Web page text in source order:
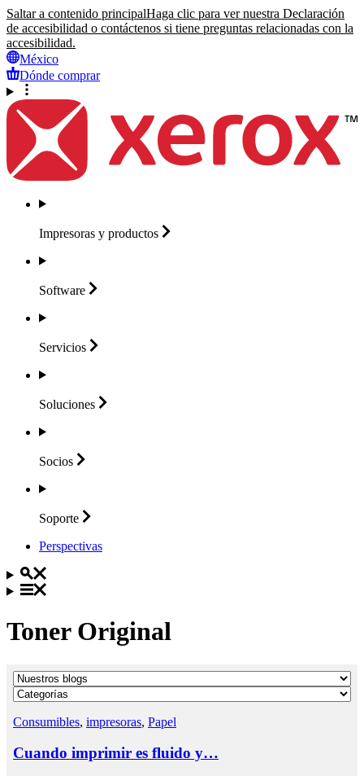
Saltar a contenido principalHaga clic para ver nuestra Declaración
de accesibilidad o contáctenos si tiene preguntas relacionadas con la
accesibilidad.
México
Dónde comprar
Impresoras y productos
Software
Servicios
Soluciones
Socios
Soporte
Perspectivas
Toner Original
Consumibles, impresoras, Papel
Cuando imprimir es fluido y…